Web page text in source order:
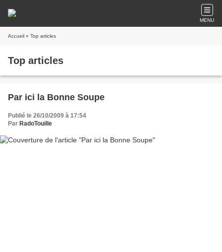
MENU
Accueil » Top articles
Top articles
Par ici la Bonne Soupe
Publié le 26/10/2009 à 17:54
Par RadoTouille